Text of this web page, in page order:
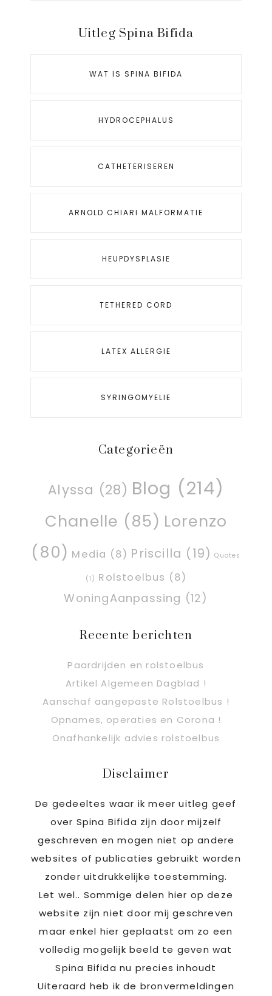
Uitleg Spina Bifida
WAT IS SPINA BIFIDA
HYDROCEPHALUS
CATHETERISEREN
ARNOLD CHIARI MALFORMATIE
HEUPDYSPLASIE
TETHERED CORD
LATEX ALLERGIE
SYRINGOMYELIE
Categorieën
Alyssa (28) Blog (214)
Chanelle (85) Lorenzo
(80) Media (8) Priscilla (19) Quotes
(1) Rolstoelbus (8)
WoningAanpassing (12)
Recente berichten
Paardrijden en rolstoelbus
Artikel Algemeen Dagblad !
Aanschaf aangepaste Rolstoelbus !
Opnames, operaties en Corona !
Onafhankelijk advies rolstoelbus
Disclaimer
De gedeeltes waar ik meer uitleg geef
over Spina Bifida zijn door mijzelf
geschreven en mogen niet op andere
websites of publicaties gebruikt worden
zonder uitdrukkelijke toestemming.
Let wel.. Sommige delen hier op deze
website zijn niet door mij geschreven
maar enkel hier geplaatst om zo een
volledig mogelijk beeld te geven wat
Spina Bifida nu precies inhoudt
Uiteraard heb ik de bronvermeldingen